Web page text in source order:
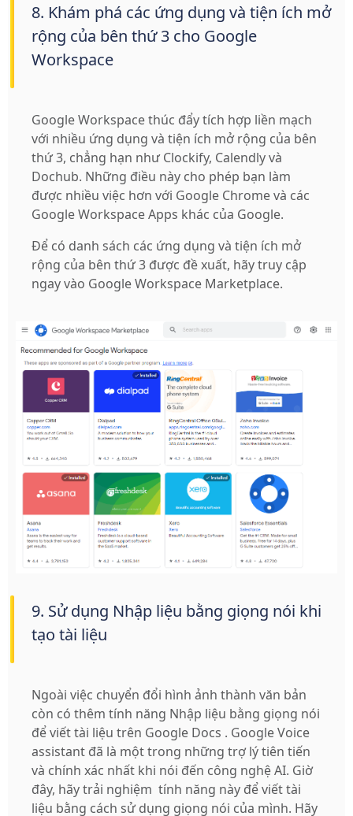
8. Khám phá các ứng dụng và tiện ích mở
rộng của bên thứ 3 cho Google
Workspace
Google Workspace thúc đẩy tích hợp liền mạch
với nhiều ứng dụng và tiện ích mở rộng của bên
thứ 3, chẳng hạn như Clockify, Calendly và
Dochub. Những điều này cho phép bạn làm
được nhiều việc hơn với Google Chrome và các
Google Workspace Apps khác của Google.
Để có danh sách các ứng dụng và tiện ích mở
rộng của bên thứ 3 được đề xuất, hãy truy cập
ngay vào Google Workspace Marketplace.
9. Sử dụng Nhập liệu bằng giọng nói khi
tạo tài liệu
Ngoài việc chuyển đổi hình ảnh thành văn bản
còn có thêm tính năng Nhập liệu bằng giọng nói
để viết tài liệu trên Google Docs . Google Voice
assistant đã là một trong những trợ lý tiên tiến
và chính xác nhất khi nói đến công nghệ AI. Giờ
đây, hãy trải nghiệm tính năng này để viết tài
liệu bằng cách sử dụng giọng nói của mình. Hãy